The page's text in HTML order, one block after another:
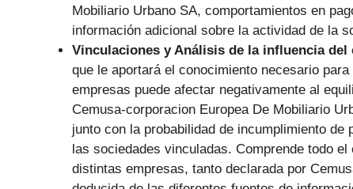
Mobiliario Urbano SA, comportamientos en
información adicional sobre la actividad de la
Vinculaciones y Análisis de la influencia del
que le aportará el conocimiento necesario
empresas puede afectar negativamente al
Cemusa-corporacion Europea De Mobiliario
junto con la probabilidad de incumplimiento
las sociedades vinculadas. Comprende todo
distintas empresas, tanto declarada por